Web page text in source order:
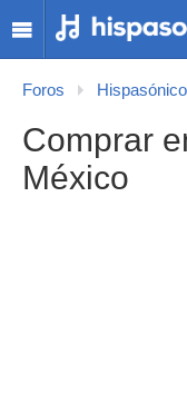
Foros
Comprar
México